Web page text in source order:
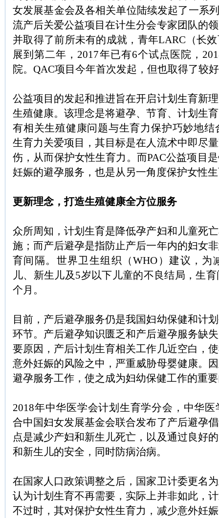
女发展基金会及各相关单位陆续发起了一系
流产后关爱公益项目在计生分会专家团队的
并取得了前所未有的成就，青年LARC（长
展到第二年，2017年已有6个试点医院，
院。QAC项目今年首次发起，但也取得了较
公益项目的发起和推进旨在开启计划生育新
生殖健康。该理念是将避孕、节育、计划生
有相关生殖健康问题与生育力保护巧妙地结
生育力关爱项目，其目标是在人流术中即尽
伤，从而保护女性生育力。而PAC公益项目
妊娠的避孕服务，也是从另一角度保护女性
更新理念，打造生殖健康全方位服务
众所周知，计划生育是降低孕产妇和儿童死
施；而产后避孕是指防止产后一年内的妇女
育间隔。世界卫生组织（WHO）建议，为
儿、新生儿及5岁以下儿童的不良结局，生
个月。
目前，产后避孕服务仍是我国妇幼保健和计
环节。产后避孕知识匮乏和产后避孕服务缺
要原因，产后计划生育相关工作几近空白，
意外妊娠的风险之中，严重威胁母婴健康。
避孕服务工作，使之成为妇幼保健工作的重
2018年中华医学会计划生育学分会，中华
合中国妇女发展基金会联合发布了产后避孕
点是减少产妇和新生儿死亡，以及通过良好
和新生儿的安全，同时防病治病。
在国家人口政策调整之后，国家卫计委更名
认为计划生育不再需要，实际上并非如此，
不过时，其对保护女性生育力，减少意外妊